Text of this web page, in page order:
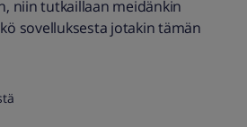
niin tutkaillaan meidänkin
sovelluksesta jotakin tämän